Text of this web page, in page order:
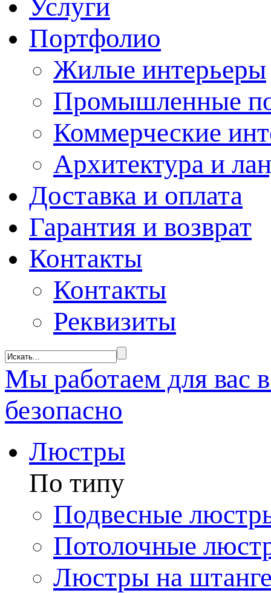
Услуги
Портфолио
Жилые интерьеры
Промышленные
Коммерческие
Архитектура и
Доставка и оплата
Гарантия и возврат
Контакты
Контакты
Реквизиты
Мы работаем для вас
безопасно
Люстры
По типу
Подвесные
Потолочные
Люстры на